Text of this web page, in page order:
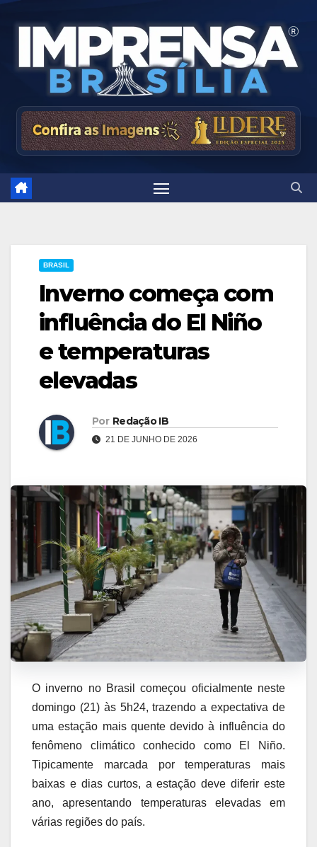
BRASIL
Inverno começa com
influência do El Niño
e temperaturas
elevadas
Por Redação IB
21 DE JUNHO DE 2026
O inverno no Brasil começou oficialmente neste
domingo (21) às 5h24, trazendo a expectativa de
uma estação mais quente devido à influência do
fenômeno climático conhecido como El Niño.
Tipicamente marcada por temperaturas mais
baixas e dias curtos, a estação deve diferir este
ano, apresentando temperaturas elevadas em
várias regiões do país.